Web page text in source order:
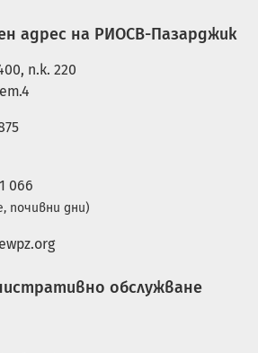
адрес на РИОСВ-Пазарджик
п.к. 220
066
почивни дни)
обслужване